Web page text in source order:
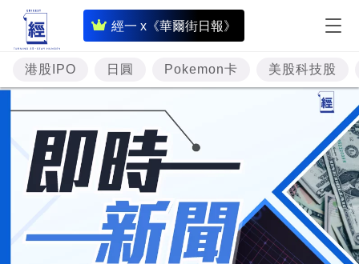
經一 x《華爾街日報》
即
時
財
經
專
題
投
資
樓
市
港股IPO 日圓 Pokemon卡 美股科技股